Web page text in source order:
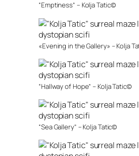
“Emptiness” – Kolja Tatic©
«Evening in the Gallery» – Kolja
“Hallway of Hope” – Kolja Tatic©
“Sea Gallery” – Kolja Tatic©